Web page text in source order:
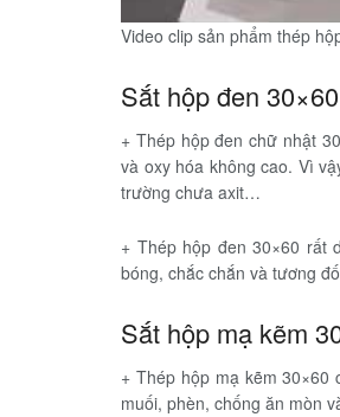
Video clip sản phẩm thép
Sắt hộp đen 30×60
+ Thép hộp đen chữ nhật
và oxy hóa không cao. Vì
trường chưa axit…
+ Thép hộp đen 30×60 rất
bóng, chắc chắn và tương
Sắt hộp mạ kẽm
+ Thép hộp mạ kẽm
muối, phèn, chống ăn mòn